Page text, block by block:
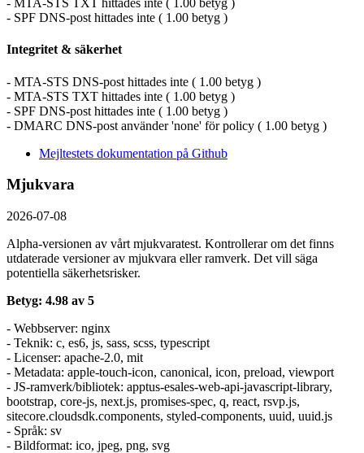
- MTA-STS TXT hittades inte ( 1.00 betyg )
- SPF DNS-post hittades inte ( 1.00 betyg )
Integritet & säkerhet
- MTA-STS DNS-post hittades inte ( 1.00 betyg )
- MTA-STS TXT hittades inte ( 1.00 betyg )
- SPF DNS-post hittades inte ( 1.00 betyg )
- DMARC DNS-post använder 'none' för policy ( 1.00 betyg )
Mejltestets dokumentation på Github
Mjukvara
2026-07-08
Alpha-versionen av vårt mjukvaratest. Kontrollerar om det finns
utdaterade versioner av mjukvara eller ramverk. Det vill säga
potentiella säkerhetsrisker.
Betyg: 4.98 av 5
- Webbserver: nginx
- Teknik: c, es6, js, sass, scss, typescript
- Licenser: apache-2.0, mit
- Metadata: apple-touch-icon, canonical, icon, preload, viewport
- JS-ramverk/bibliotek: apptus-esales-web-api-javascript-library,
bootstrap, core-js, next.js, promises-spec, q, react, rsvp.js,
sitecore.cloudsdk.components, styled-components, uuid, uuid.js
- Språk: sv
- Bildformat: ico, jpeg, png, svg